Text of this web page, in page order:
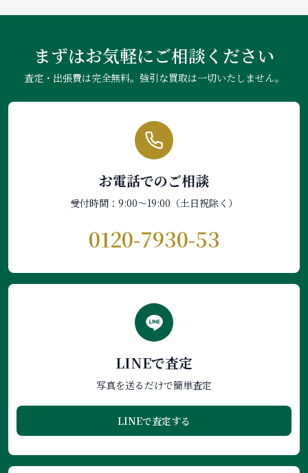
まずはお気軽にご相談ください
査定・出張費は完全無料。強引な買取は一切いたしません。
お電話でのご相談
受付時間：9:00〜19:00（土日祝除く）
0120-7930-53
LINEで査定
写真を送るだけで簡単査定
LINEで査定する